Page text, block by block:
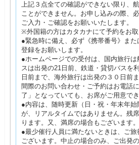
上記３点全ての確認ができない限り、
ことができません。お申し込みの際、
ご入力・ご確認をお願いいたします。
※外国籍の方はカタカナにて予約をお取
●緊急時に備え、必ず《携帯番号》ま
登録をお願いします。
●ホームページでの受付は、国内旅行
スは出発の21日前、鉄道・貸切バスを
日前まで、海外旅行は出発の３０日前
間際のお問い合わせ・ご予約はお電話
了」となっていても、お席がご用意で
●内容は、随時更新（日・祝・年末年
が、リアルタイムではありません。残
ります。又、満席の場合もございます。
●最少催行人員に満たないときは、ご
ございます。中止の場合のみ、ご出発